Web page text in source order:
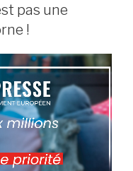
pas une
!